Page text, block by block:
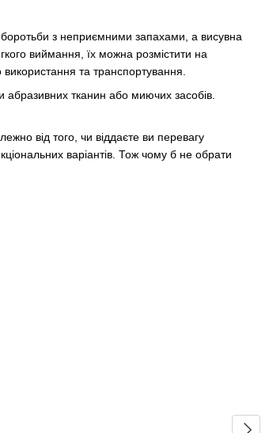
боротьби з неприємними запахами, а висувна
виймання, їх можна розмістити на
та транспортування.
тканин або миючих засобів.
від того, чи віддаєте ви перевагу
варіантів. Тож чому б не обрати